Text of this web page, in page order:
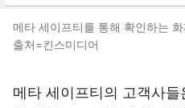
메타 세이프티를 통해 확인하는
출처=킨스미디어
메타 세이프티의 고객사